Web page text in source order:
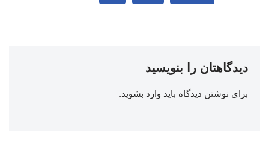
دیدگاهتان را بنویسید
برای نوشتن دیدگاه باید وارد بشوید.